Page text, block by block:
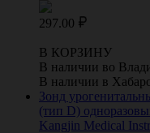
297.00
В КОРЗИНУ
В наличии во
В наличии в
Зонд
(тип D)
Kangjin Medical